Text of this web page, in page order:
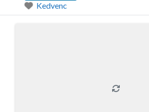
Kedvenc